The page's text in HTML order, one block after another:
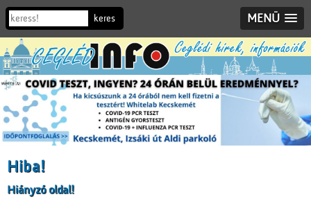
MENÜ
Hiba!
Hiányzó oldal!